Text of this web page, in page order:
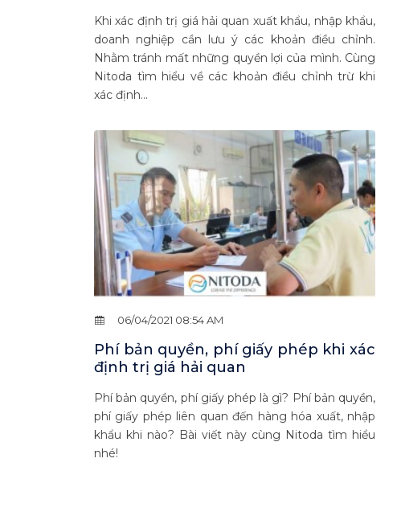
Khi xác định trị giá hải quan xuất khẩu, nhập khẩu,
doanh nghiệp cần lưu ý các khoản điều chỉnh.
Nhằm tránh mất những quyền lợi của mình. Cùng
Nitoda tìm hiểu về các khoản điều chỉnh trừ khi
xác định...
06/04/2021 08:54 AM
Phí bản quyền, phí giấy phép khi xác
định trị giá hải quan
Phí bản quyền, phí giấy phép là gì? Phí bản quyền,
phí giấy phép liên quan đến hàng hóa xuất, nhập
khẩu khi nào? Bài viết này cùng Nitoda tìm hiểu
nhé!